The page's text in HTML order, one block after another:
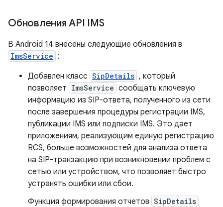
Обновления API IMS
В Android 14 внесены следующие обновления в
ImsService :
Добавлен класс SipDetails , который
позволяет ImsService сообщать ключевую
информацию из SIP-ответа, полученного из сети
после завершения процедуры регистрации IMS,
публикации IMS или подписки IMS. Это дает
приложениям, реализующим единую регистрацию
RCS, больше возможностей для анализа ответа
на SIP-транзакцию при возникновении проблем с
сетью или устройством, что позволяет быстро
устранять ошибки или сбои.
Функция формирования отчетов SipDetails